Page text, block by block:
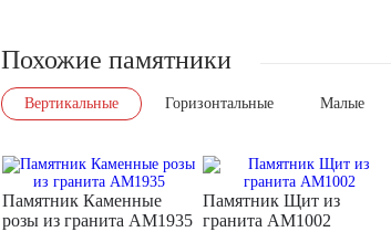
Похожие памятники
Вертикальные Горизонтальные Малые
Памятник Каменные
розы из гранита AM1935
Памятник Щит из
гранита AM1002